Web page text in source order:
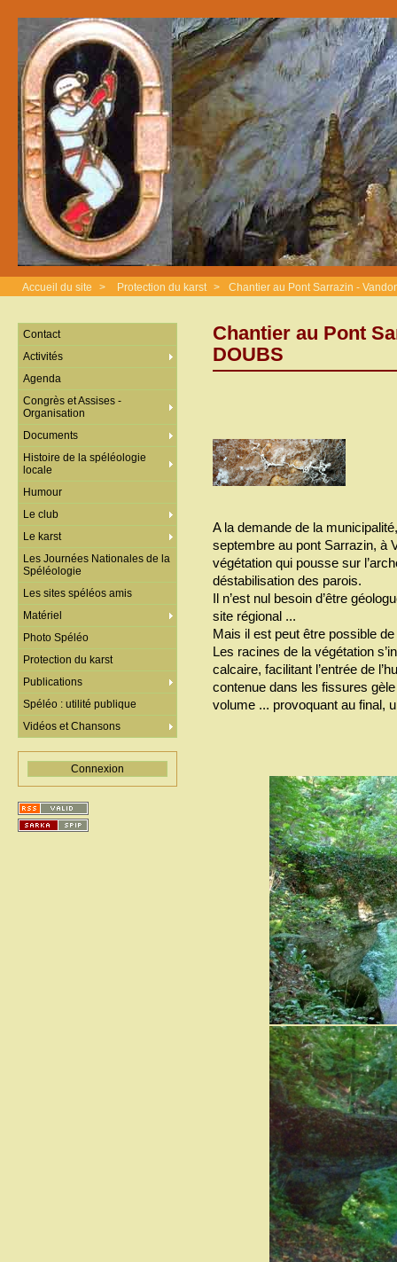
Accueil du site > Protection du karst > Chantier au Pont Sarrazin -
Chantier au Pont
DOUBS
A la demande de la
septembre au pont Sarrazin, à
végétation qui pousse sur
déstabilisation des parois.
Il n’est nul besoin d’être
site régional ...
Mais il est peut être possible
Les racines de la végétation
calcaire, facilitant l’entrée de
contenue dans les fissures
volume ... provoquant au final,
Contact
Activités
Agenda
Congrès et Assises -
Organisation
Documents
Histoire de la spéléologie
locale
Humour
Le club
Le karst
Les Journées Nationales de la
Spéléologie
Les sites spéléos amis
Matériel
Photo Spéléo
Protection du karst
Publications
Spéléo : utilité publique
Vidéos et Chansons
Connexion